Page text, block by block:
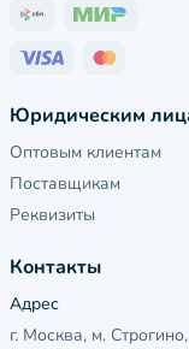
Юридическим
Оптовым клиентам
Поставщикам
Реквизиты
Контакты
Адрес
г. Москва, м.